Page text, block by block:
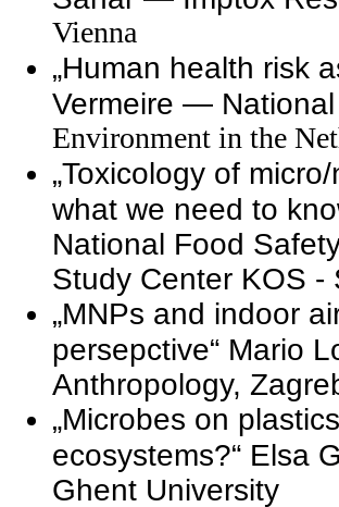
Vienna
„Human health risk
Vermeire —
Environment in the
„Toxicology of
what we need to
National Food
Study Center KOS -
„MNPs and indoor
persepctive“ Mario
Anthropology,
„Microbes on
ecosystems?“ Elsa
Ghent University